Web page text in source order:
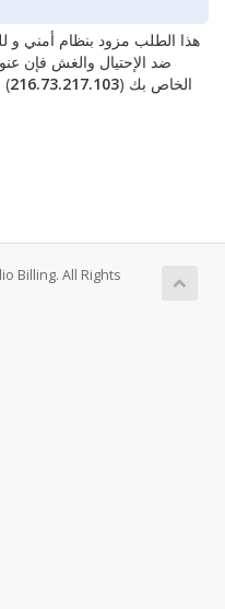
هذا الطلب مزود بنظام أمني و
ضد الإحتيال والغش فإن
الخاص بك (216.73.217.103
)
Billing. All Rights